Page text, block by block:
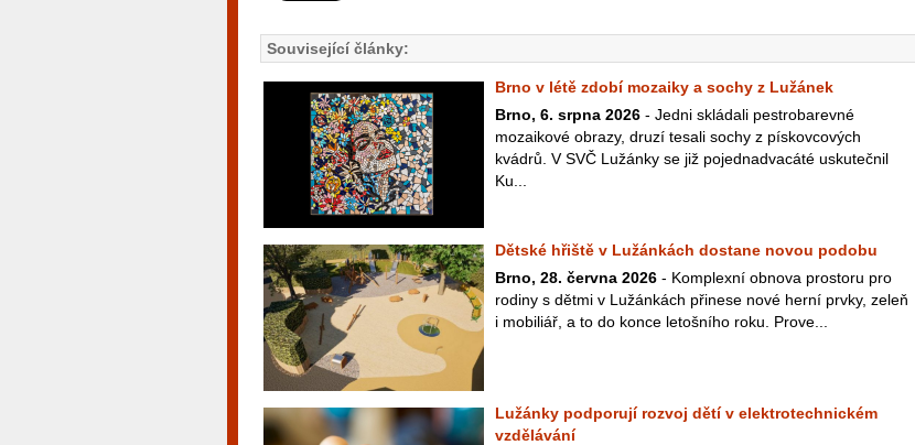
Související články:
Brno v létě zdobí mozaiky a sochy z Lužánek
Brno, 6. srpna 2026 - Jedni skládali pestrobarevné
mozaikové obrazy, druzí tesali sochy z pískovcových
kvádrů. V SVČ Lužánky se již pojednadvacáté uskutečnil
Ku...
Dětské hřiště v Lužánkách dostane novou podobu
Brno, 28. června 2026 - Komplexní obnova prostoru pro
rodiny s dětmi v Lužánkách přinese nové herní prvky, zeleň
i mobiliář, a to do konce letošního roku. Prove...
Lužánky podporují rozvoj dětí v elektrotechnickém
vzdělávání